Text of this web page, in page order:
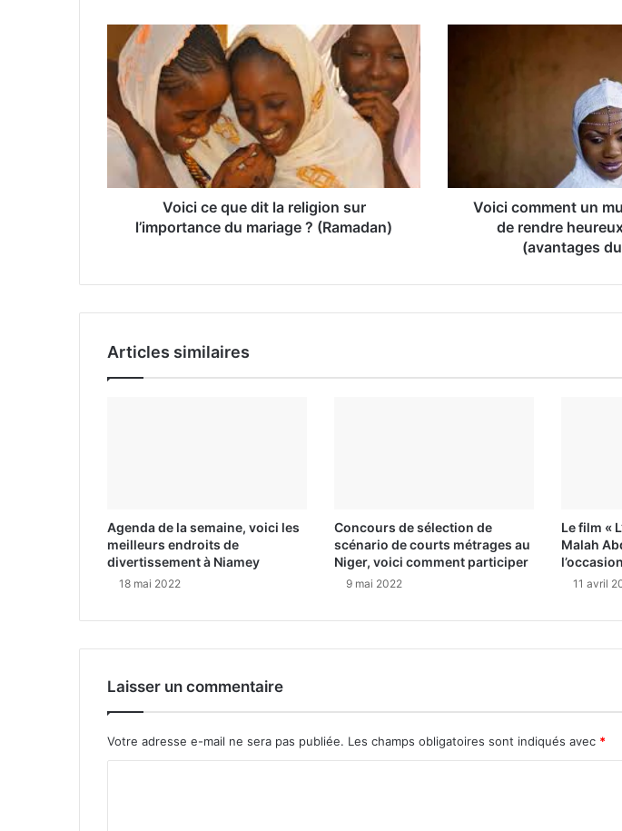
e
r
e
e
l
Voici ce que dit la religion sur
l’importance du mariage ? (Ramadan)
Voici comment un
de rendre
(avantages
Articles similaires
Agenda de la semaine, voici les
meilleurs endroits de
divertissement à Niamey
18 mai 2022
Concours de sélection de
scénario de courts métrages au
Niger, voici comment participer
9 mai 2022
Le film «
Malah
11 avril
Laisser un commentaire
Votre adresse e-mail ne sera pas publiée. Les champs obligatoires sont indiqués avec *